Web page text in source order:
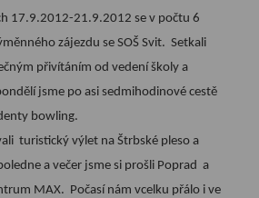
17.9.2012-21.9.2012 se v počtu 6
zájezdu se SOŠ Svit. Setkali
přivítáním od vedení školy a
jsme po asi sedmihodinové cestě
bowling.
turistický výlet na Štrbské pleso a
a večer jsme si prošli Poprad a
MAX. Počasí nám vcelku přálo i ve